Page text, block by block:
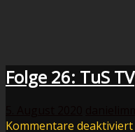
Folge 26: TuS TV
Kommentare deaktiviert